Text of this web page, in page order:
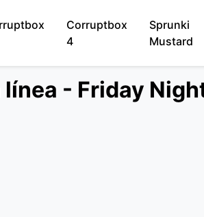
Corruptbox
4
Sprunki
Mustard
- Friday